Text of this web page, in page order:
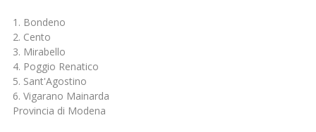
1. Bondeno
2. Cento
3. Mirabello
4. Poggio Renatico
5. Sant'Agostino
6. Vigarano Mainarda
Provincia di Modena